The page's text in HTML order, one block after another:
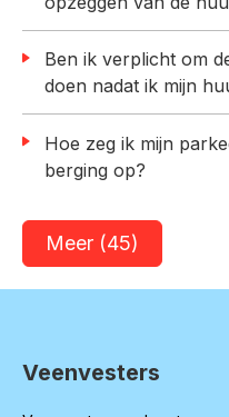
Ben ik verplicht om de bezichtigingen zelf te
doen nadat ik mijn
Hoe zeg ik mijn parkeerplaats, garage of
berging op?
Meer (45)
Contactinformatie
Veenvesters